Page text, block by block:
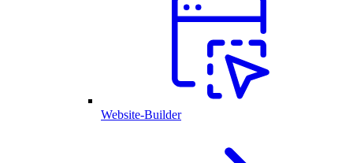
Website-Builder